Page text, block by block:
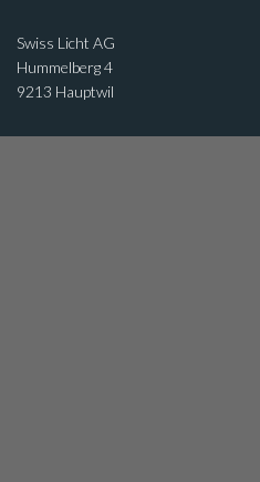
Swiss Licht AG
Hummelberg 4
9213 Hauptwil